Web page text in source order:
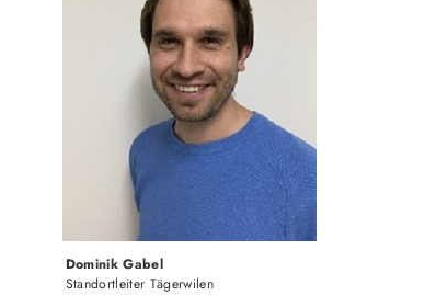
Dominik Gabel
Standortleiter Tägerwilen